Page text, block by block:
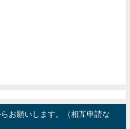
お願いします。（相互申請な